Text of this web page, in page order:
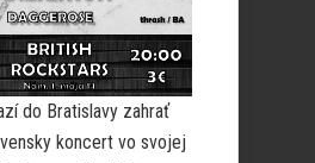
do Bratislavy zahrať
koncert vo svojej